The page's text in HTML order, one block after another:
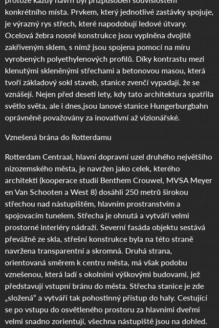
konkrétního místa. Prvkem, který jednotlivé zastávky spojuje,
je výrazný rys střech, které napodobují ledové útvary.
Ocelová žebra nosné konstrukce jsou vyplněna dvojitě
zakřiveným sklem, s nímž jsou spojena pomocí na míru
vyrobených polyethylenových profilů. Díky kontrastu mezi
klenutými skleněnými střechami a betonovou masou, která
tvoří základový sokl staveb, stanice zvenčí vypadají, že se
vznášejí. Nejen před deseti lety, kdy tato architektura spatřila
světlo světa, ale i dnes,jsou lanové stanice Hungerburgbahn
oprávněně považovány za inovativní až vizionářské.
Vznešená brána do Rotterdamu
Rotterdam Centraal, hlavní dopravní uzel druhého největšího
nizozemského města, je navržen jako celek, kterého
architekti (kooperace studií Benthem Crouwel, MVSA Meyer
en Van Schooten a West 8) dosáhli 250 metrů širokou
střechou nad nástupištěm, hlavním prostranstvím a
spojovacím tunelem. Střecha je ohnutá a vytváří velmi
prostorné interiéry nádraží. Severní fasáda objektu sestává
převážně ze skla, střešní konstrukce byla na této straně
navržena transparentní a skromná. Druhá strana,
orientovaná směrem k centru města, má však podobu
vznešenou, která ladí s okolními výškovými budovami, jež
představují vstupní bránu do města. Střecha stanice je zde
„složená“ a vytváří tak pohostinný přístup do haly. Cestující
se po vstupu do osvětleného prostoru za hlavními dveřmi
velmi snadno zorientují, všechna nástupiště jsou na dohled.